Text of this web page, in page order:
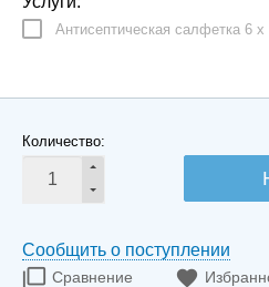
Антисептическая салфетка 6
Количество:
Сообщить о поступлении
Сравнение